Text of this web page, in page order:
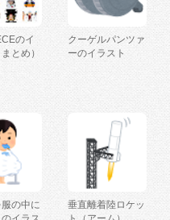
のイ
とめ）
クーゲルパンツァ
ーのイラスト
の中に
垂直離着陸ロケッ